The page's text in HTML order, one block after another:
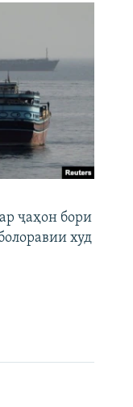
ҷаҳон бори
худ